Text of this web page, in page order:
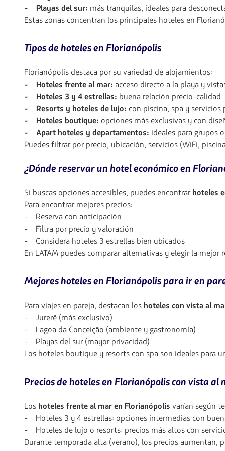
- Playas del sur: más tranquilas, ideales para
Estas zonas concentran los principales hoteles en
Tipos de hoteles en Florianópolis
Florianópolis destaca por su variedad de alojamientos:
- Hoteles frente al mar: acceso directo a la playa y
- Hoteles 3 y 4 estrellas: buena relación precio-calidad
- Resorts y hoteles de lujo: con piscina, spa y
- Hoteles boutique: opciones más exclusivas y con
- Apart hoteles y departamentos: ideales para grupos
Puedes filtrar por precio, ubicación, servicios (WiFi,
¿Dónde reservar un hotel económico en
Si buscas opciones accesibles, puedes encontrarhoteles
Para encontrar mejores precios:
- Reserva con anticipación
- Filtra por precio y valoración
- Considera hoteles 3 estrellas bien ubicados
En LATAM puedes comparar alternativas y elegir la
Mejores hoteles en Florianópolis para ir en
Para viajes en pareja, destacan los hoteles con vista al
- Jurerê (más exclusivo)
- Lagoa da Conceição (ambiente y gastronomía)
- Playas del sur (mayor privacidad)
Los hoteles boutique y resorts con spa son ideales para
Precios de hoteles en Florianópolis con vista al
Los hoteles frente al mar en Florianópolis varían según
- Hoteles 3 y 4 estrellas: opciones intermedias con
- Hoteles de lujo o resorts: precios más altos con
Durante temporada alta (verano), los precios aumentan,